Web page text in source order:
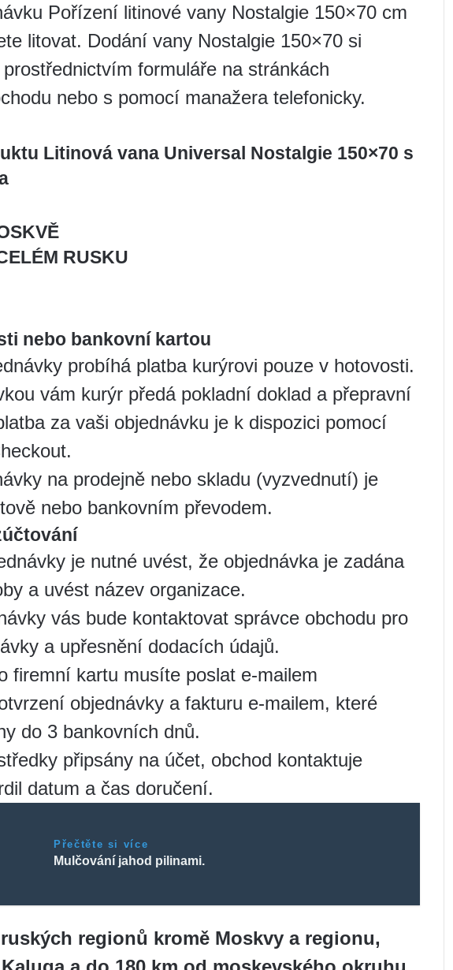
Pořízení litinové vany Nostalgie 150×70 cm
litovat. Dodání vany Nostalgie 150×70 si
formuláře na stránkách
nebo s pomocí manažera telefonicky.
Litinová vana Universal Nostalgie 150×70 s
RUSKU
nebo bankovní kartou
probíhá platba kurýrovi pouze v hotovosti.
vám kurýr předá pokladní doklad a přepravní
za vaši objednávku je k dispozici pomocí
na prodejně nebo skladu (vyzvednutí) je
nebo bankovním převodem.
je nutné uvést, že objednávka je zadána
a uvést název organizace.
vás bude kontaktovat správce obchodu pro
a upřesnění dodacích údajů.
firemní kartu musíte poslat e-mailem
objednávky a fakturu e-mailem, které
do 3 bankovních dnů.
připsány na účet, obchod kontaktuje
datum a čas doručení.
Přečtěte si více
Mulčování jahod pilinami.
regionů kromě Moskvy a regionu,